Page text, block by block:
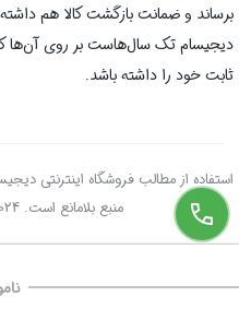
برساند و ضمانت بازگشت کالا هم
دیجیسام تک سال‌هاست بر روی آن‌ها
ثابت خود را داشته باشد.
استفاده از مطالب فروشگاه اینترنتی
منبع بلامانع است. Copyright © 2006 - 2024